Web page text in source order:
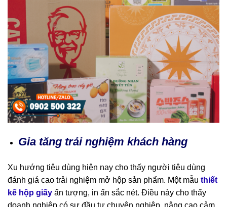
Gia tăng trải nghiệm khách hàng
Xu hướng tiêu dùng hiện nay cho thấy người tiêu dùng
đánh giá cao trải nghiệm mở hộp sản phẩm. Một mẫu thiết
kế hộp giấy ấn tượng, in ấn sắc nét. Điều này cho thấy